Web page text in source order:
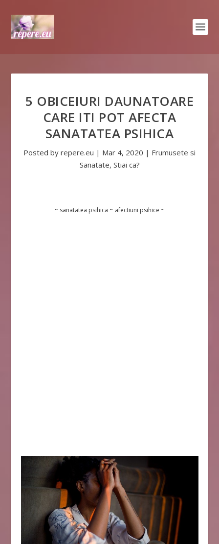
5 OBICEIURI DAUNATOARE
CARE ITI POT AFECTA
SANATATEA PSIHICA
Posted by repere.eu | Mar 4, 2020 | Frumusete si
Sanatate, Stiai ca?
~ sanatatea psihica ~ afectiuni psihice ~